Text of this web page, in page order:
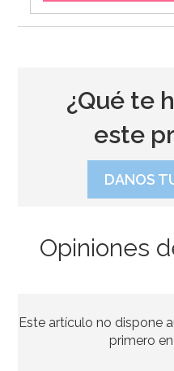
¿Qué te
este
DANOS
Opiniones
Este artículo no dispone
primero